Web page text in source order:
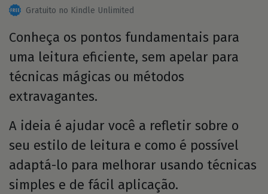
Gratuito no Kindle Unlimited
Conheça os pontos fundamentais para
uma leitura eficiente, sem apelar para
técnicas mágicas ou métodos
extravagantes.
A ideia é ajudar você a refletir sobre o
seu estilo de leitura e como é possível
adaptá-lo para melhorar usando técnicas
simples e de fácil aplicação.